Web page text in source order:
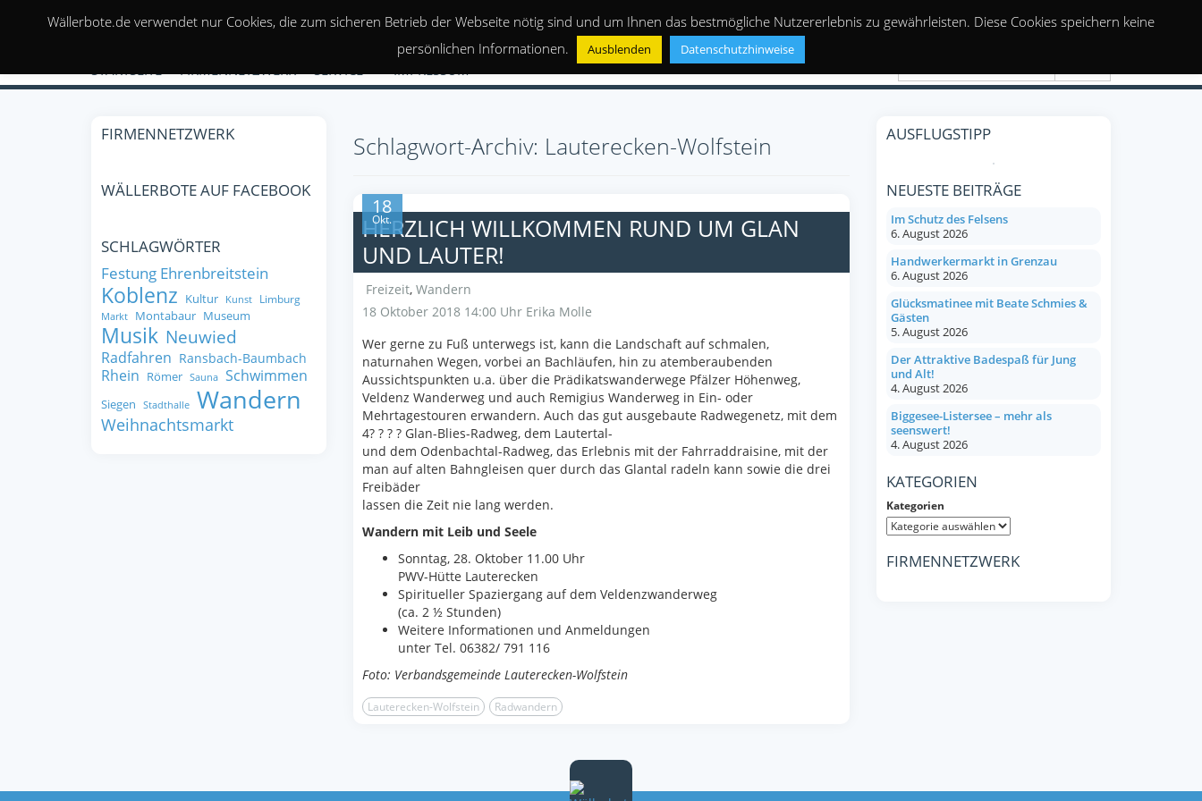
STARTSEITE FIRMENNETZWERK SERVICE IMPRESSUM
Schlagwort-Archiv: Lauterecken-Wolfstein
18
Okt.
HERZLICH WILLKOMMEN RUND UM GLAN
UND LAUTER!
Freizeit, Wandern
18 Oktober 2018 14:00 Uhr Erika Molle
Wer gerne zu Fuß unterwegs ist, kann die Landschaft auf schmalen,
naturnahen Wegen, vorbei an Bachläufen, hin zu atemberaubenden
Aussichtspunkten u.a. über die Prädikatswanderwege Pfälzer Höhenweg,
Veldenz Wanderweg und auch Remigius Wanderweg in Ein- oder
Mehrtagestouren erwandern. Auch das gut ausgebaute Radwegenetz, mit dem
4? ? ? ? Glan-Blies-Radweg, dem Lautertal-
und dem Odenbachtal-Radweg, das Erlebnis mit der Fahrraddraisine, mit der
man auf alten Bahngleisen quer durch das Glantal radeln kann sowie die drei
Freibäder
lassen die Zeit nie lang werden.
Wandern mit Leib und Seele
Sonntag, 28. Oktober 11.00 Uhr
PWV-Hütte Lauterecken
Spiritueller Spaziergang auf dem Veldenzwanderweg
(ca. 2 ½ Stunden)
Weitere Informationen und Anmeldungen
unter Tel. 06382/ 791 116
Foto: Verbandsgemeinde Lauterecken-Wolfstein
Lauterecken-Wolfstein Radwandern
FIRMENNETZWERK
WÄLLERBOTE AUF FACEBOOK
SCHLAGWÖRTER
Festung Ehrenbreitstein
Koblenz Kultur Kunst Limburg
Markt Montabaur Museum
Musik Neuwied
Radfahren Ransbach-Baumbach
Rhein Römer Sauna Schwimmen
Siegen Stadthalle Wandern
Weihnachtsmarkt
AUSFLUGSTIPP
NEUESTE BEITRÄGE
Im Schutz des Felsens
6. August 2026
Handwerkermarkt in Grenzau
6. August 2026
Glücksmatinee mit Beate Schmies &
Gästen
5. August 2026
Der Attraktive Badespaß für Jung
und Alt!
4. August 2026
Biggesee-Listersee – mehr als
seenswert!
4. August 2026
KATEGORIEN
Kategorien
FIRMENNETZWERK
Wällerbote.de verwendet nur Cookies, die zum sicheren Betrieb der Webseite nötig sind und um Ihnen das bestmögliche Nutzererlebnis zu gewährleisten. Diese Cookies speichern keine
persönlichen Informationen.
Ausblenden Datenschutzhinweise